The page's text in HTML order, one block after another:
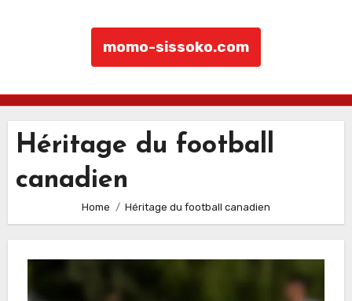
momo-sissoko.com
Héritage du football
canadien
Home Héritage du football canadien